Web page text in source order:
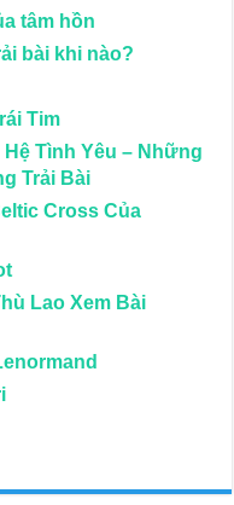
tâm hồn
bài khi nào?
Tim
Hệ Tình Yêu – Những
Trải Bài
Cross Của
Lao Xem Bài